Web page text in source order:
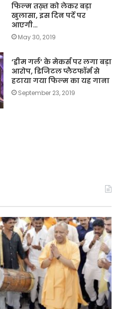
फिल्म तख़्त को लेकर बड़ा
खुलासा, इस दिन पर्दे पर
आएगी…
May 30, 2019
‘ड्रीम गर्ल’ के मेकर्स पर लगा बड़ा
आरोप, डिजिटल प्लैटफॉर्म से
हटाया गया फिल्म का यह गाना
September 23, 2019